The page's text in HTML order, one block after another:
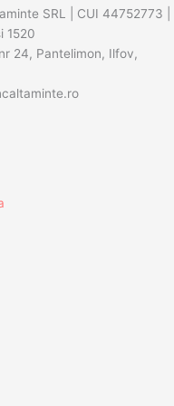
SRL | CUI 44752773
1520
24, Pantelimon, Ilfov,